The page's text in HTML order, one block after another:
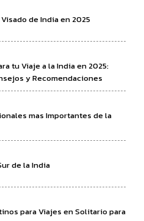
de India en 2025
tu Viaje a la India en 2025:
y Recomendaciones
mas Importantes de la
de la India
para Viajes en Solitario para